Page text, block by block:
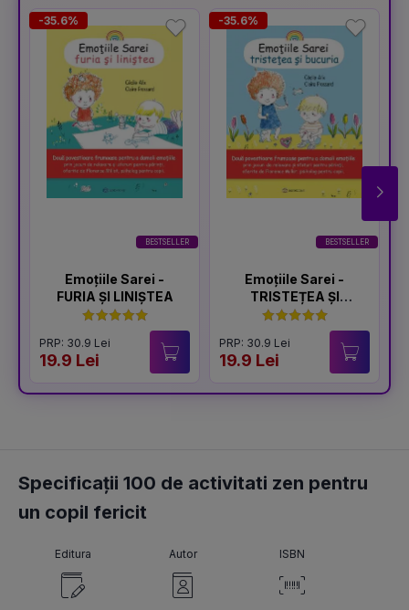
BESTSELLER
-35.6%
Emoțiile Sarei -
FURIA ȘI LINIȘTEA
PRP: 30.9 Lei
19.9 Lei
BESTSELLER
-35.6%
Emoțiile Sarei -
TRISTEȚEA ȘI
BUCURIA
PRP: 30.9 Lei
19.9 Lei
Specificații 100 de activitati zen pentru
un copil fericit
Editura Autor ISBN